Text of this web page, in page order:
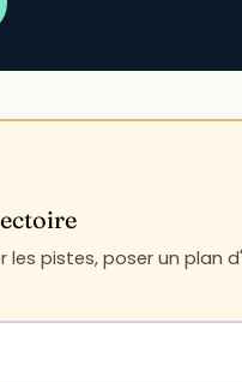
les pistes, poser un plan